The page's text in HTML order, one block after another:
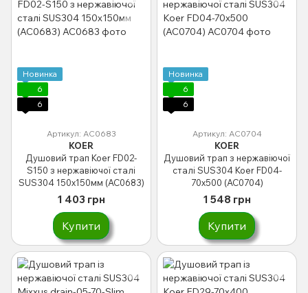
Новинка
6
6
Артикул: AC0683
KOER
Душовий трап Koer FD02-
S150 з нержавіючої сталі
SUS304 150x150мм (AC0683)
1 403 грн
Купити
Новинка
6
6
Артикул: AC0704
KOER
Душовий трап з нержавіючої
сталі SUS304 Koer FD04-
70x500 (AC0704)
1 548 грн
Купити